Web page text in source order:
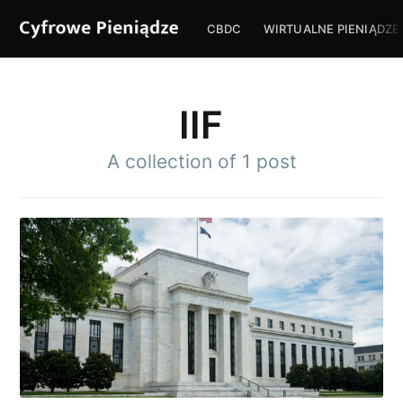
CBDC WIRTUALNE PIENIĄDZE
IIF
A collection of 1 post